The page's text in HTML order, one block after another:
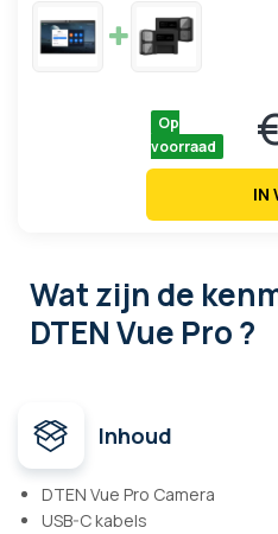
Op
voorraad
IN
Wat zijn de
DTEN Vue Pro ?
Inhoud
DTEN Vue Pro Camera
USB-C kabels